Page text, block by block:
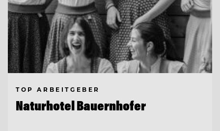
TOP ARBEITGEBER
Naturhotel Bauernhofer